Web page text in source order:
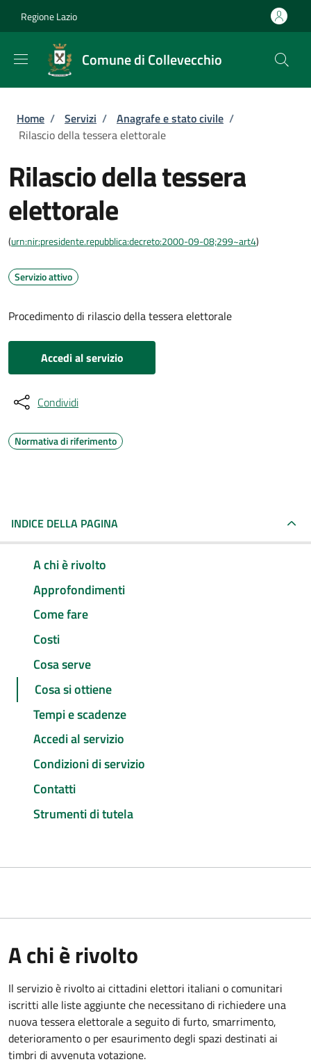
Regione Lazio
Comune di Collevecchio
Briciole di pane
Home / Servizi / Anagrafe e stato civile /
Rilascio della tessera elettorale
Rilascio della tessera
elettorale
(urn:nir:presidente.repubblica:decreto:2000-09-08;299~art4)
Servizio attivo
Procedimento di rilascio della tessera elettorale
Accedi al servizio
Condividi
Normativa di riferimento
INDICE DELLA PAGINA
A chi è rivolto
Approfondimenti
Come fare
Costi
Cosa serve
Cosa si ottiene
Tempi e scadenze
Accedi al servizio
Condizioni di servizio
Contatti
Strumenti di tutela
A chi è rivolto
Il servizio è rivolto ai cittadini elettori italiani o comunitari
iscritti alle liste aggiunte che necessitano di richiedere una
nuova tessera elettorale a seguito di furto, smarrimento,
deterioramento o per esaurimento degli spazi destinati ai
timbri di avvenuta votazione.